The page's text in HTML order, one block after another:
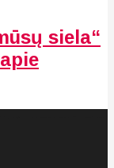
siela“